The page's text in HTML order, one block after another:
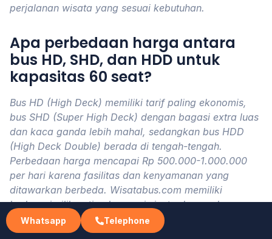
perjalanan wisata yang sesuai kebutuhan.
Apa perbedaan harga antara
bus HD, SHD, dan HDD untuk
kapasitas 60 seat?
Bus HD (High Deck) memiliki tarif paling ekonomis,
bus SHD (Super High Deck) dengan bagasi extra luas
dan kaca ganda lebih mahal, sedangkan bus HDD
(High Deck Double) berada di tengah-tengah.
Perbedaan harga mencapai Rp 500.000-1.000.000
per hari karena fasilitas dan kenyamanan yang
ditawarkan berbeda. Wisatabus.com memiliki
berbagai pilihan tipe bus pariwisata dengan harga
transparan sesuai spesifikasi yang Anda butuhkan
untuk perjalanan kelompok.
Whatsapp Telephone